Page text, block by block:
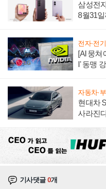
삼성전
8월31
전자·전
[AI 뭉쳐
I' 동맹
자동차·
현대차
사라진
기사댓글0개